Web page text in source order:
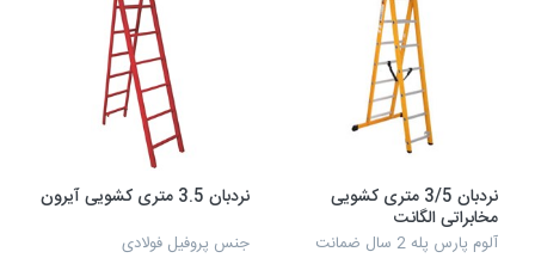
نردبان 3/5 متری کشویی
مخابراتی الگانت
آلوم پارس پله 2 سال ضمانت
نردبان 3.5 متری کشویی آیرون
جنس پروفیل فولادی